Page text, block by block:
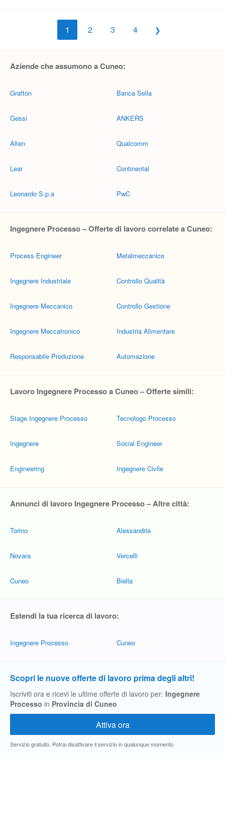
1 2 3 4
Aziende che assumono a Cuneo:
Grafton
Gessi
Alten
Lear
Leonardo S.p.a
Banca Sella
ANKERS
Qualcomm
Continental
PwC
Ingegnere Processo – Offerte di lavoro correlate a Cuneo:
Process Engineer
Ingegnere Industriale
Ingegnere Meccanico
Ingegnere Meccatronico
Responsabile Produzione
Metalmeccanico
Controllo Qualità
Controllo Gestione
Industria Alimentare
Automazione
Lavoro Ingegnere Processo a Cuneo – Offerte simili:
Stage Ingegnere Processo
Ingegnere
Engineering
Tecnologo Processo
Social Engineer
Ingegnere Civile
Annunci di lavoro Ingegnere Processo – Altre città:
Torino
Novara
Cuneo
Alessandria
Vercelli
Biella
Estendi la tua ricerca di lavoro:
Ingegnere Processo Cuneo
Scopri le nuove offerte di lavoro prima degli altri!
Iscriviti ora e ricevi le ultime offerte di lavoro per: Ingegnere
Processo in Provincia di Cuneo
Servizio gratuito. Potrai disattivare il servizio in qualunque momento